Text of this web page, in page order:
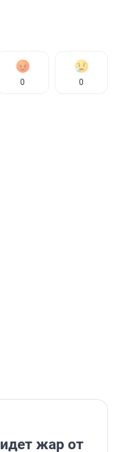
0 0
жар от